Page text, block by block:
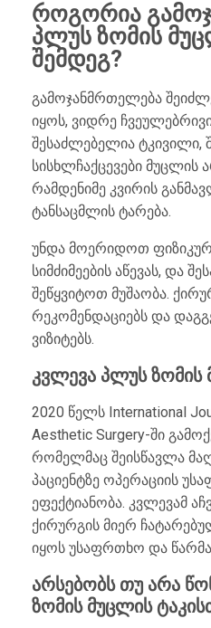
როგორია
პლუს ზომის
შემდეგ?
გამოჯანმრთელება
იყოს, ვიდრე
შესაძლებელია ტკივილი,
სისხლჩაქცევები მუცლის
რამდენიმე კვირის
ტანსაცმლის ტარება.
უნდა მოერიდოთ
სიმძიმეების აწევას, და
შეწყვიტოთ მუშაობა.
რეკომენდაციებს და
ვიზიტებს.
კვლევა პლუს ზომის
2020 წელს International
Aesthetic Surgery-ში
რომელმაც შეისწავლა
პაციენტზე ოპერაციის
ეფექტიანობა. კვლევამ
ქირურგის მიერ
იყოს უსაფრთხო და
არსებობს თუ არა
ზომის მუცლის